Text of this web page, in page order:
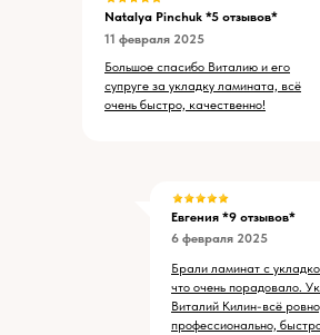
Natalya Pinchuk *5 отзывов*
11 февраля 2025
Большое спасибо Виталию и его
супруге за укладку ламината, всё
очень быстро, качественно!
Евгения *9 отзывов*
Брали ламинат с
что очень порадовало.
Виталий Килин-всё
профессионально,
6 февраля 2025